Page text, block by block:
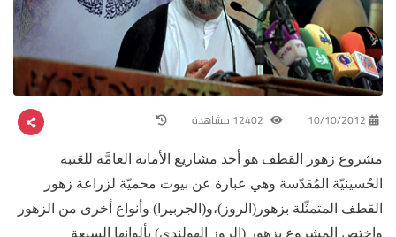
10/10/2012
مشروع زهور القطف هو أحد مشاريع الأمانة العامَّة للعَتبة
الحُسينيّة المُقدّسة وهي عبارة عن بيوت محميّة لزراعة زهور
القطف المتمثّلة بزهور(الروز)،و(الجربيرا) وأنواع أخرى من الزهور
واختص المشروع بزهور (الروز الهولندي) بألوانها السبعة